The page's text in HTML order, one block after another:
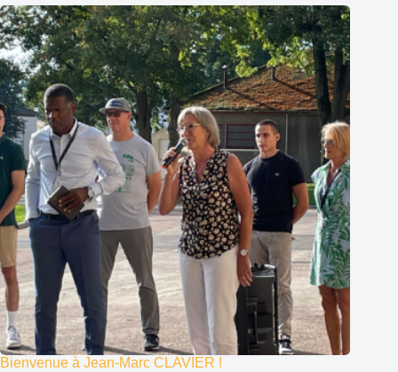
Bienvenue à Jean-Marc CLAVIER !